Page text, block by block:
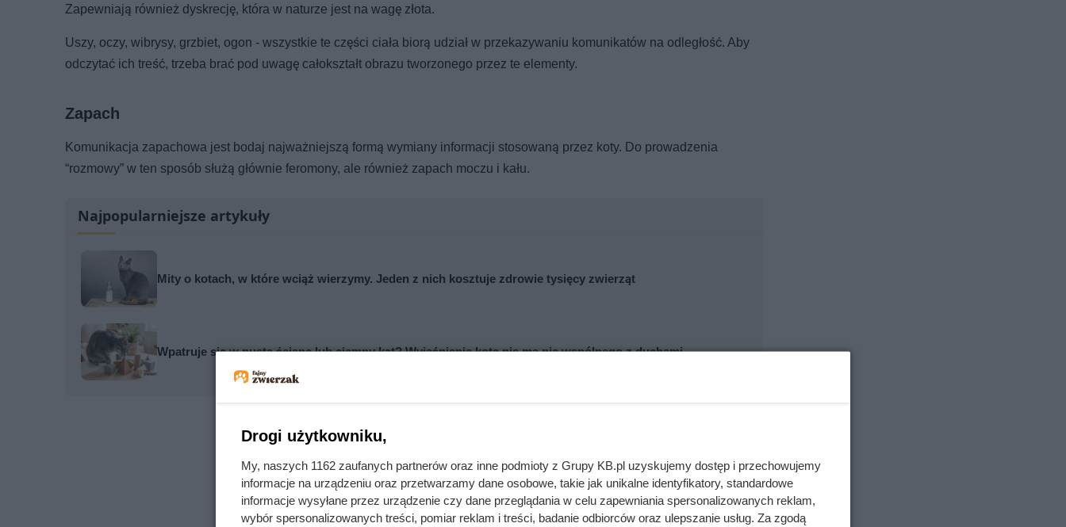
Zapewniają również dyskrecję, która w naturze jest na wagę złota.
Uszy, oczy, wibrysy, grzbiet, ogon - wszystkie te części ciała biorą udział w przekazywaniu komunikatów na odległość. Aby
odczytać ich treść, trzeba brać pod uwagę całokształt obrazu tworzonego przez te elementy.
Zapach
Komunikacja zapachowa jest bodaj najważniejszą formą wymiany informacji stosowaną przez koty. Do prowadzenia
“rozmowy” w ten sposób służą głównie feromony, ale również zapach moczu i kału.
Najpopularniejsze artykuły
Mity o kotach, w które wciąż wierzymy. Jeden z nich kosztuje zdrowie tysięcy zwierząt
Wpatruje się w pustą ścianę lub ciemny kąt? Wyjaśnienie kota nie ma nic wspólnego z duchami
Drogi użytkowniku,
My, naszych 1162 zaufanych partnerów oraz inne podmioty z Grupy KB.pl uzyskujemy dostęp i przechowujemy
informacje na urządzeniu oraz przetwarzamy dane osobowe, takie jak unikalne identyfikatory, standardowe
informacje wysyłane przez urządzenie czy dane przeglądania w celu zapewniania spersonalizowanych reklam,
wybór spersonalizowanych treści, pomiar reklam i treści, badanie odbiorców oraz ulepszanie usług. Za zgodą